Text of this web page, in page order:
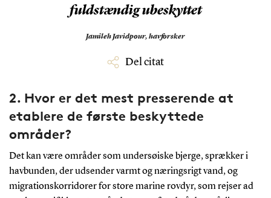
fuldstændig ubeskyttet
Jamileh Javidpour, havforsker
Del citat
2. Hvor er det mest presserende at
etablere de første beskyttede
områder?
Det kan være områder som undersøiske bjerge, sprækker i
havbunden, der udsender varmt og næringsrigt vand, og
migrationskorridorer for store marine rovdyr, som rejser ad